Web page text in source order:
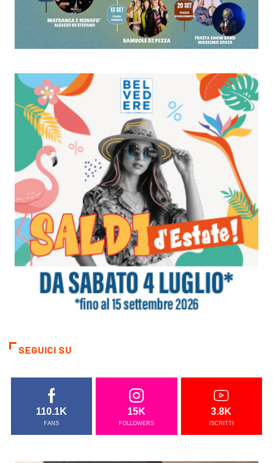
SEGUICI SU
110.1K
FANS
15K
FOLLOWERS
3.8K
ISCRITTI